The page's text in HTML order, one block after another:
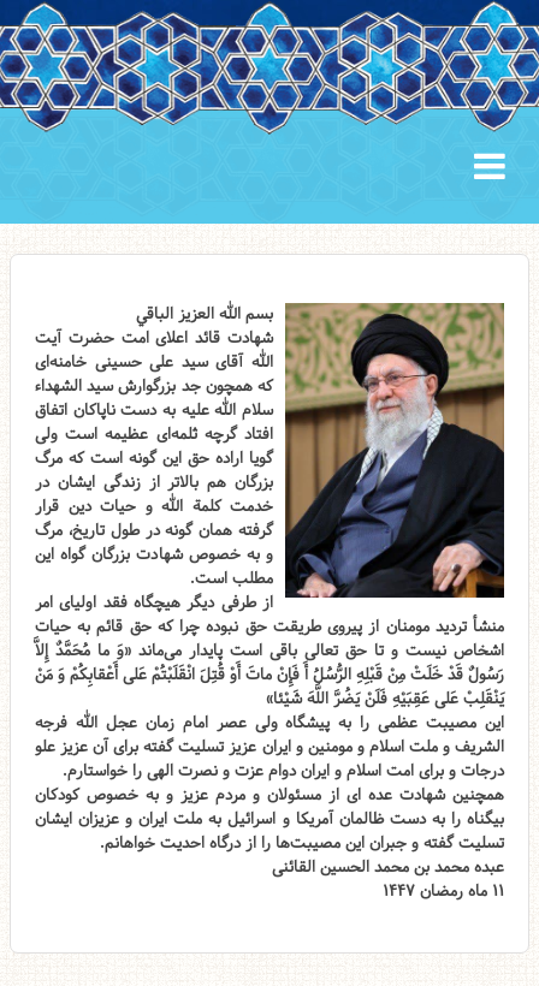
بسم الله العزیز الباقي
شهادت قائد اعلای امت حضرت آیت
الله آقای سید علی حسینی خامنه‌ای
که همچون جد بزرگوارش سید الشهداء
سلام الله علیه به دست ناپاکان اتفاق
افتاد گرچه ثلمه‌ای عظیمه است ولی
گویا اراده حق این گونه است که مرگ
بزرگان هم بالاتر از زندگی ایشان در
خدمت کلمة الله و حیات دین قرار
گرفته همان گونه در طول تاریخ، مرگ
و به خصوص شهادت بزرگان گواه این
مطلب است.
از طرفی دیگر هیچگاه فقد اولیای امر
منشأ تردید مومنان از پیروی طریقت حق نبوده چرا که حق قائم به حیات
اشخاص نیست و تا حق تعالی باقی است پایدار می‌ماند «وَ ما مُحَمَّدٌ إِلاَّ
رَسُولٌ قَدْ خَلَتْ مِنْ قَبْلِهِ الرُّسُلُ أَ فَإِنْ ماتَ أَوْ قُتِلَ انْقَلَبْتُمْ عَلى‌ أَعْقابِكُمْ وَ مَنْ
يَنْقَلِبْ عَلى‌ عَقِبَيْهِ فَلَنْ يَضُرَّ اللَّهَ شَيْئا»
این مصیبت عظمی را به پیشگاه ولی عصر امام زمان عجل الله فرجه
الشریف و ملت اسلام و مومنین و ایران عزیز تسلیت گفته برای آن عزیز علو
درجات و برای امت اسلام و ایران دوام عزت و نصرت الهی را خواستارم.
همچنین شهادت عده ای از مسئولان و مردم عزیز و به خصوص کودکان
بیگناه را به دست ظالمان آمریکا و اسرائیل به ملت ایران و عزیزان ایشان
تسلیت گفته و جبران این مصیبت‌ها را از درگاه احدیت خواهانم.
عبده محمد بن محمد الحسین القائنی
۱۱ ماه رمضان ۱۴۴۷